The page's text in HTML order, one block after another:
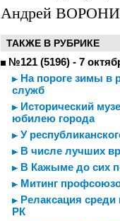
Андрей
ТАКЖЕ В РУБРИКЕ
№121 (5196) - 7
На пороге зимы в
служб
Исторический
юбилею города
У
В числе лучших
В Кажыме до сих
Митинг
Релаксация среди
РК